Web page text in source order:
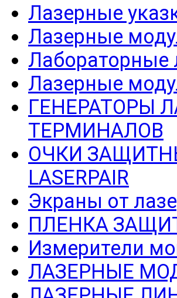
Лазерные
Лазерные
Лабораторные
Лазерные
ГЕНЕРАТОРЫ
ТЕРМИНАЛОВ
ОЧКИ
LASERPAIR
Экраны от
ПЛЕНКА
Измерители
ЛАЗЕРНЫЕ